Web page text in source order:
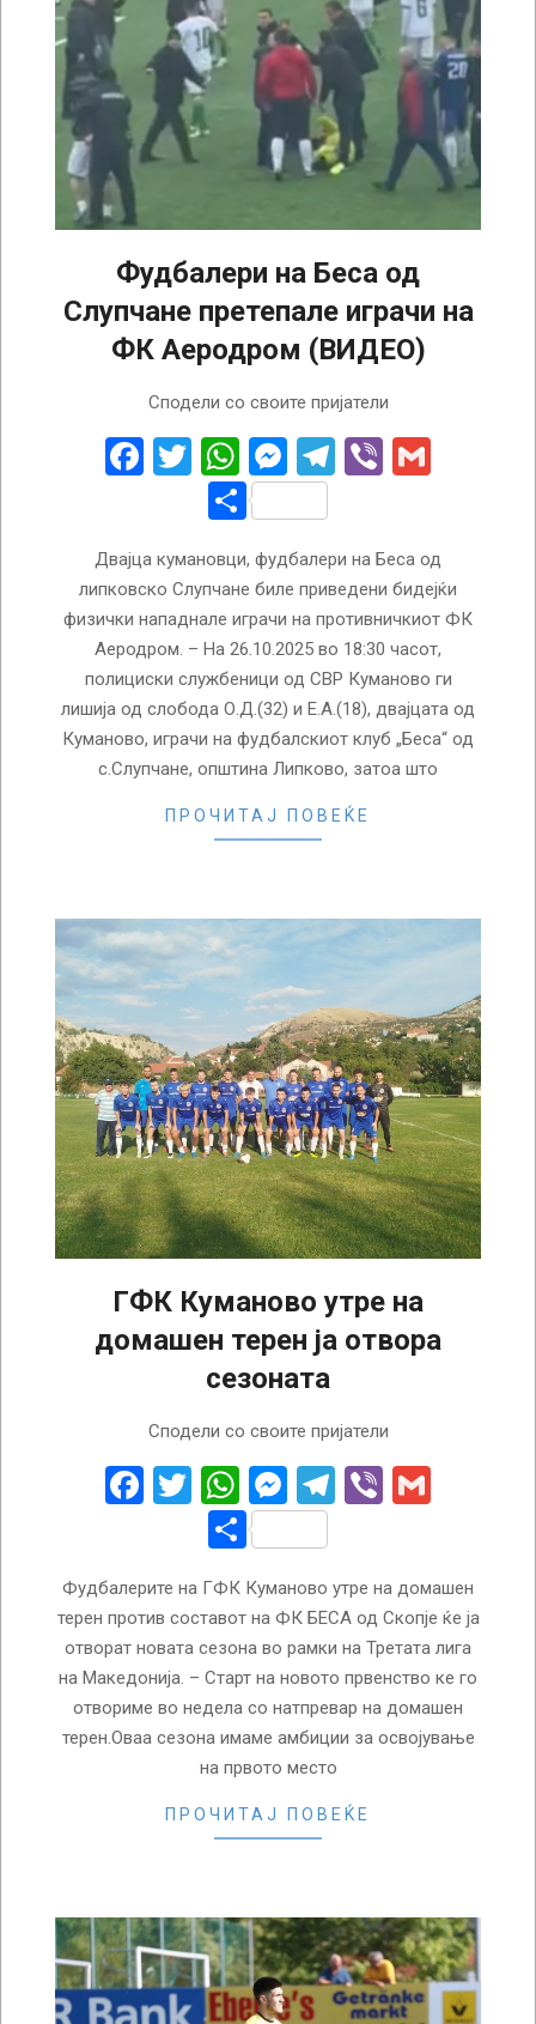
Фудбалери на Беса од
Слупчане претепале играчи на
ФК Аеродром (ВИДЕО)
Сподели со своите пријатели
Facebook
TwitterWhatsApp
Messenger
Telegram
Viber
Share
Двајца кумановци, фудбалери на Беса од
липковско Слупчане биле приведени бидејќи
физички нападнале играчи на противничкиот ФК
Аеродром. – На 26.10.2025 во 18:30 часот,
полициски службеници од СВР Куманово ги
лишија од слобода О.Д.(32) и Е.А.(18), двајцата од
Куманово, играчи на фудбалскиот клуб „Беса“ од
с.Слупчане, општина Липково, затоа што
ПРОЧИТАЈ ПОВЕЌЕ
ГФК Куманово утре на
домашен терен ја отвора
сезоната
Сподели со своите пријатели
Facebook
Twitter
WhatsApp
Messenger
Telegram
Viber
Share
Фудбалерите на ГФК Куманово утре на домашен
терен против составот на ФК БЕСА од Скопје ќе ја
отворат новата сезона во рамки на Третата лига
на Македонија. – Старт на новото првенство ке го
отвориме во недела со натпревар на домашен
терен.Оваа сезона имаме амбиции за освојување
на првото место
ПРОЧИТАЈ ПОВЕЌЕ